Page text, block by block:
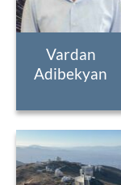
Vardan
Adibekyan